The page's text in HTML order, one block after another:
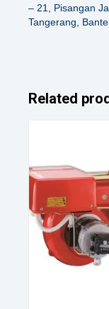
– 21, Pisangan
Tangerang,
Related